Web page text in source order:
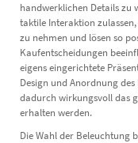
handwerklichen Details zu
taktile Interaktion
zu nehmen und lösen so
Kaufentscheidungen
eigens eingerichtete
Design und Anordnung
dadurch wirkungsvoll das
erhalten werden.
Die Wahl der Beleuchtung